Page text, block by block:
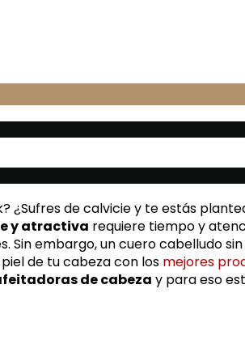
¿Sufres de calvicie y te estás
y atractiva requiere tiempo y
embargo, un cuero cabelludo
de tu cabeza con los mejores
de cabeza y para eso